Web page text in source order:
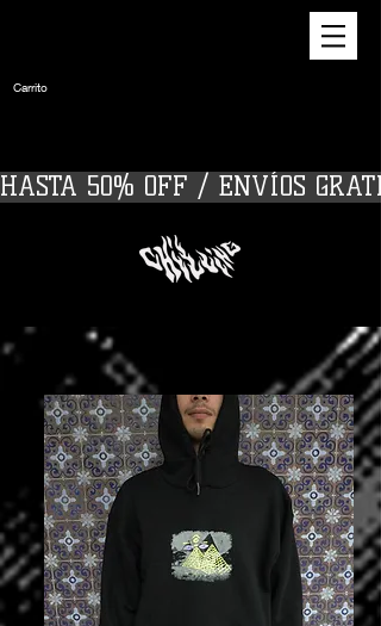
Carrito
HASTA 50% OFF / ENVÍOS